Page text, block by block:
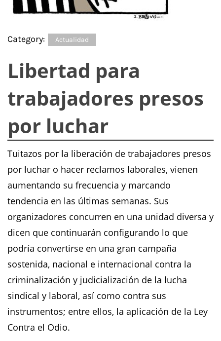
Category: Actualidad
Libertad para
trabajadores presos
por luchar
Tuitazos por la liberación de trabajadores presos
por luchar o hacer reclamos laborales, vienen
aumentando su frecuencia y marcando
tendencia en las últimas semanas. Sus
organizadores concurren en una unidad diversa y
dicen que continuarán configurando lo que
podría convertirse en una gran campaña
sostenida, nacional e internacional contra la
criminalización y judicialización de la lucha
sindical y laboral, así como contra sus
instrumentos; entre ellos, la aplicación de la Ley
Contra el Odio.